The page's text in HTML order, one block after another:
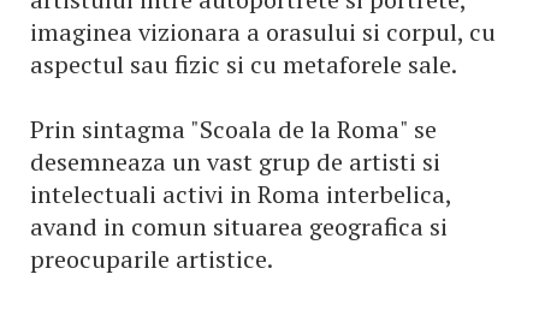
imaginea vizionara a orasului si corpul, cu
aspectul sau fizic si cu metaforele sale.
Prin sintagma "Scoala de la Roma" se
desemneaza un vast grup de artisti si
intelectuali activi in Roma interbelica,
avand in comun situarea geografica si
preocuparile artistice.